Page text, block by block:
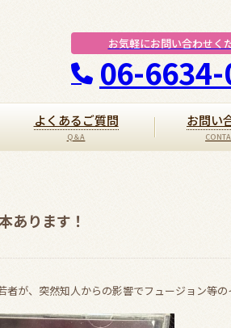
お気軽にお問い合わせく
06-
よくあるご質問 お問い
あります！
が、突然知人からの影響でフュージョン等の